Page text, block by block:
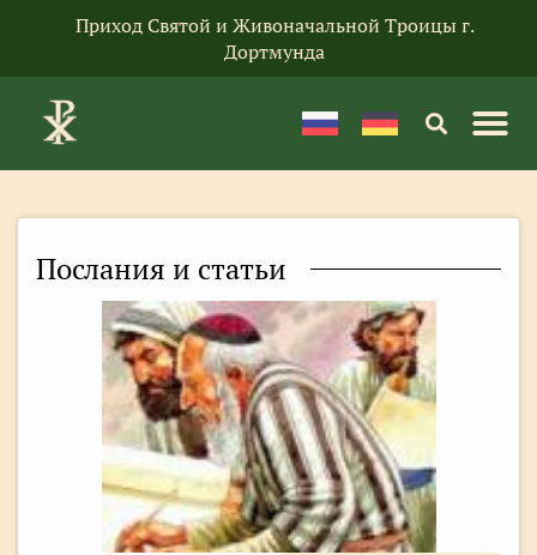
Приход Святой и Живоначальной Троицы г.
Дортмунда
Послания и статьи